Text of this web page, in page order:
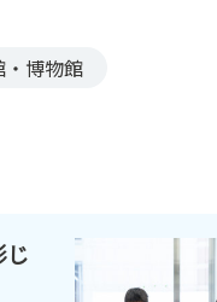
・博物館
じ